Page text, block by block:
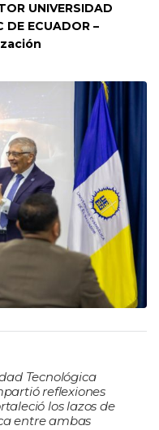
UNIVERSIDAD
DE ECUADOR –
Tecnológica
reflexiones
los lazos de
entre ambas